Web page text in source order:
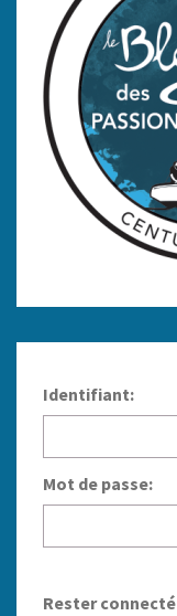
Identifiant:
Mot de passe:
Rester connecté